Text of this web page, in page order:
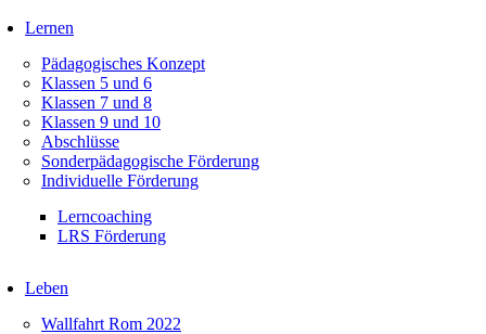
Lernen
Pädagogisches Konzept
Klassen 5 und 6
Klassen 7 und 8
Klassen 9 und 10
Abschlüsse
Sonderpädagogische Förderung
Individuelle Förderung
Lerncoaching
LRS Förderung
Leben
Wallfahrt Rom 2022